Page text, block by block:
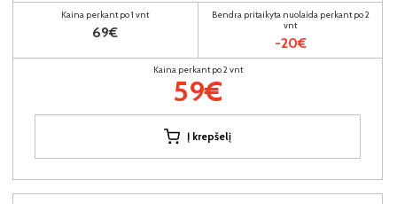
Kaina perkant po 1 vnt
69€
Bendra pritaikyta nuolaida perkant po 2
vnt
-20€
Kaina perkant po 2 vnt
59€
Į krepšelį